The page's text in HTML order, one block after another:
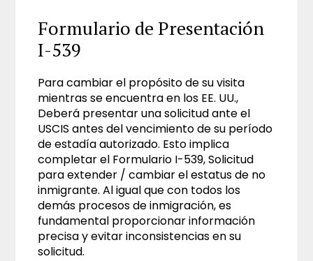
Formulario de Presentación
I-539
Para cambiar el propósito de su visita
mientras se encuentra en los EE. UU.,
Deberá presentar una solicitud ante el
USCIS antes del vencimiento de su período
de estadía autorizado. Esto implica
completar el Formulario I-539, Solicitud
para extender / cambiar el estatus de no
inmigrante. Al igual que con todos los
demás procesos de inmigración, es
fundamental proporcionar información
precisa y evitar inconsistencias en su
solicitud.